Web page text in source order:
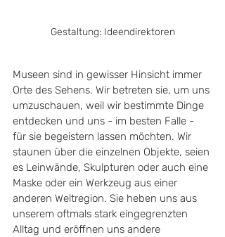
Gestaltung: Ideendirektoren
Museen sind in gewisser Hinsicht immer
Orte des Sehens. Wir betreten sie, um uns
umzuschauen, weil wir bestimmte Dinge
entdecken und uns - im besten Falle -
für sie begeistern lassen möchten. Wir
staunen über die einzelnen Objekte, seien
es Leinwände, Skulpturen oder auch eine
Maske oder ein Werkzeug aus einer
anderen Weltregion. Sie heben uns aus
unserem oftmals stark eingegrenzten
Alltag und eröffnen uns andere